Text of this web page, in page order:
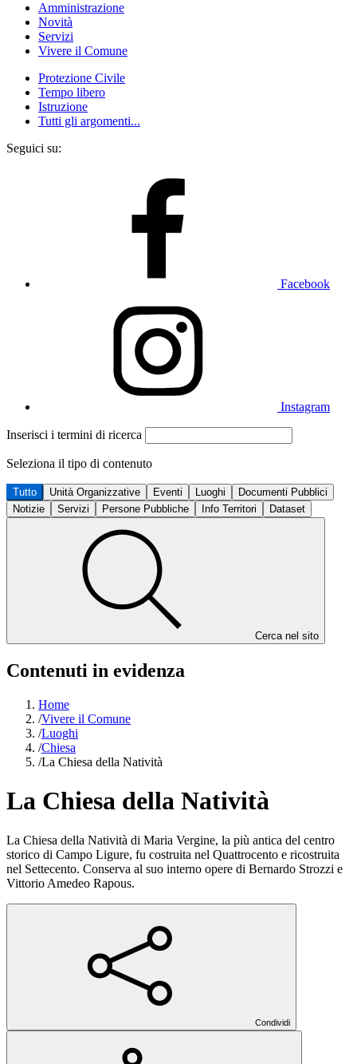
Amministrazione
Novità
Servizi
Vivere il Comune
Protezione Civile
Tempo libero
Istruzione
Tutti gli argomenti...
Seguici su:
Facebook
Instagram
Inserisci i termini di ricerca
Seleziona il tipo di contenuto
Tutto Unità Organizzative Eventi Luoghi
Documenti Pubblici
Notizie
Servizi Persone Pubbliche Info Territori Dataset
Cerca nel sito
Contenuti in evidenza
Home
/Vivere il Comune
/Luoghi
/Chiesa
/La Chiesa della Natività
La Chiesa della Natività
La Chiesa della Natività di Maria Vergine, la più antica del centro
storico di Campo Ligure, fu costruita nel Quattrocento e ricostruita
nel Settecento. Conserva al suo interno opere di Bernardo Strozzi e
Vittorio Amedeo Rapous.
Condividi